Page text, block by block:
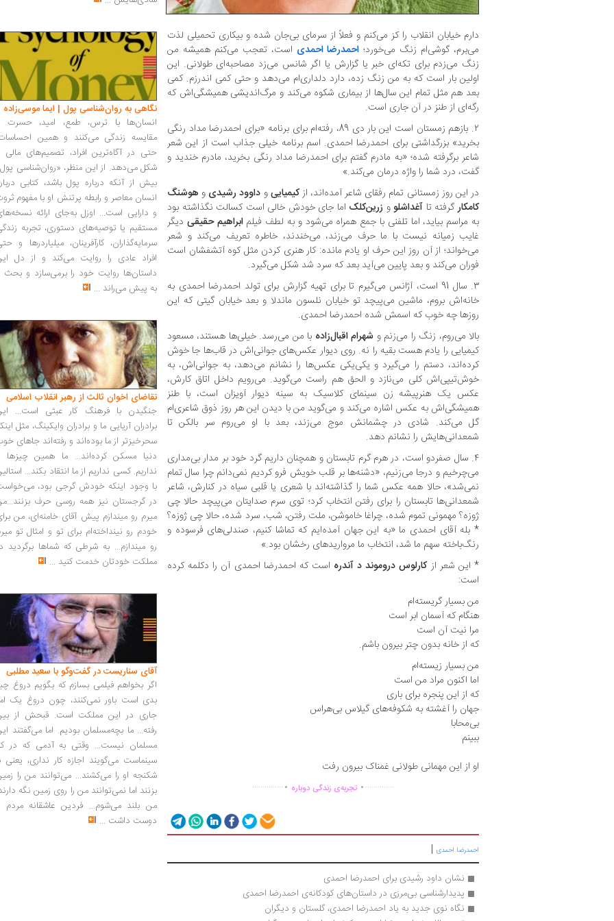
دارم خیابان انقلاب را کز می‌کنم و فعلاً از سرمای بی‌جان شده و بیکاری تحمیلی لذت
می‌برم، گوشی‌ام زنگ می‌خورد؛ احمدرضا احمدی است، تعجب می‌کنم همیشه من
زنگ می‌زدم برای تکه‌ای خبر یا گزارش یا اگر شانس می‌زد مصاحبه‌ای طولانی. این
اولین بار است که به من زنگ زده، دارد دلداری‌ام می‌دهد و حتی کمی اندرزم. کمی
بعد هم مثل تمام این سال‌ها از بیماری شکوه می‌کند و مرگ‌اندیشی همیشگی‌اش که
رگه‌ای از طنز در آن جاری است.
۲. بازهم زمستان است این بار دی 89، رفته‌ام برای برنامه «برای احمدرضا مداد رنگی
بخرید» بزرگداشتی برای احمدرضا احمدی. اسم برنامه خیلی جذاب است از این شعر
شاعر برگرفته شده؛ «به مادرم گفتم برای احمدرضا مداد رنگی بخرید، مادرم خندید و
گفت، درد شما را واژه درمان می‌کند.»
در این روز زمستانی تمام رفقای شاعر آمده‌اند، ازکیمیاییو داوود رشیدی و هوشنگ
کامکارگرفته تا آغداشلوو زرین‌کلک اما جای خودش خالی است کسالت نگذاشته بود
به مراسم بیاید، اما تلفنی با جمع همراه می‌شود و به لطف فیلمابراهیم حقیقی دیگر
غایب زمیانه نیست با ما حرف می‌زند، می‌خندند، خاطره تعریف می‌کند و شعر
می‌خواند؛ از آن روز این حرف او یادم مانده: کار هنری کردن مثل کوه آتشفشان است
فوران می‌کند و بعد پایین می‌آید بعد که سرد شد شکل می‌گیرد.
۳. سال 91 است، آژانس می‌گیرم تا برای تهیه گزارش برای تولد احمدرضا احمدی به
خانه‌اش بروم، ماشین می‌پیچد تو خیابان نلسون ماندلا و بعد خیابان گیتی که این
روزها چه خوب که اسمش شده احمدرضا احمدی.
بالا می‌روم، زنگ را می‌زنم و شهرام اقبال‌زاده با من می‌رسد. خیلی‌ها هستند، مسعود
کیمیایی را یادم هست بقیه را نه. روی دیوار عکس‌های جوانی‌اش در قاب‌ها جا خوش
کرده‌اند، دستم را می‌گیرد و یکی‌یکی عکس‌ها را نشانم می‌دهد، به جوانی‌اش، به
خوش‌تیپی‌اش کلی می‌نازد و الحق هم راست می‌گوید. می‌رویم داخل اتاق کارش،
عکس یک هنرپیشه زن سینمای کلاسیک به سینه دیوار آویزان است، با طنز
همیشگی‌اش به عکس اشاره می‌کند و می‌گوید من با دیدن این هر روز ذوق شاعری‌ام
گل می‌کند. شادی در چشمانش موج می‌زند، بعد با او می‌روم سر بالکن تا
شمعدانی‌هایش را نشانم دهد.
۴. سال صفردو است، در هرم گرم تابستان و همچنان داریم گرد خود بر مدار بی‌مداری
می‌چرخیم و درجا می‌زنیم، «دشنه‌ها بر قلب خویش فرو کردیم نمی‌دانم چرا سال تمام
نمی‌شد»، حالا همه عکس شما را گذاشته‌اند با شعری یا قلبی سیاه در کنارش، شاعر
شمعدانی‌ها تابستان را برای رفتن انتخاب کرد؛ توی سرم صدایتان می‌پیچد حالا چی
ژوزه؟ مهمونی تموم شده، چراغا خاموشن، ملت رفتن، شب، سرد شده، حالا چی ژوزه؟
* بله آقای احمدی ما «به این جهان آمده‌ایم که تماشا کنیم، صندلی‌های فرسوده و
رنگ‌باخته سهم ما شد، انتخاب ما مرواریدهای رخشان بود.»
* این شعر از کارلوس دروموند د آندره است که احمدرضا احمدی آن را دکلمه کرده
است:
من بسیار گریسته‌ام
هنگام که آسمان ابر است
مرا نیت آن است
که از خانه بدون چتر بیرون باشم.
من بسیار زیسته‌ام
اما اکنون مراد من است
که از این پنجره برای باری
جهان را آغشته به شکوفه‌های گیلاس بی‌هراس
بی‌محابا
ببینم
او از این مهمانی طولانی غمناک بیرون رفت
............... . تجربه‌ی زندگی دوباره. ..............
احمدرضا احمدی |
نشان داود رشیدی برای احمدرضا احمدی
پدیدارشناسی بی‌‏مرزی در داستان‏‌های کودکانه‌ی احمدرضا احمدی
نگاه نوی جدید به یاد احمدرضا احمدی، گلستان و دیگران
نگاهی به روان‌شناسی پول | ایما موسی‌زاده
انسان‌ها با ترس، طمع، امید، حسرت
مقایسه زندگی می‌کنند و همین
حتی در آگاه‌ترین افراد، تصمیم‌های مالی
شکل می‌دهد. از این منظر، «روان‌شناسی
بیش از آنکه درباره پول باشد، کتابی
انسان معاصر و رابطه پرتنش او با مفهوم
و دارایی است... اوزل به‌جای ارائه
مستقیم یا توصیه‌های دستوری، تجربه
سرمایه‌گذاران، کارآفرینان، میلیاردرها و
افراد عادی را روایت می‌کند و از دل
داستان‌ها روایت خود را برمی‌سازد و بحث
به پیش می‌راند ...
تقاضای اخوان ثالث از رهبر انقلاب اسلامی
جنگیدن با فرهنگ کار عبثی است...
برادران آریایی ما و برادران وایکینگ، مثل
سحرخیزتر از ما بوده‌اند و رفته‌اند جاهای
دنیا مسکن کرده‌اند... ما همین چیزها
نداریم. کسی نداریم از ما انتقاد بکند...
با وجود اینکه خودش گرجی بود،
در گرجستان نیز همه روسی حرف
میرم رو میندازم پیش آقای خامنه‌ای، من
خودم رو نینداخته‌ام برای تو و امثال تو
رو میندازم... به شرطی که شماها برگردید
مملکت خودتان خدمت کنید ...
آقای سناریست در گفت‌وگو با سعید مطلبی
اگر بخواهم فیلمی بسازم که بگویم دروغ
بدی است باور نمی‌کنند، چون دروغ یک
جاری در این مملکت است. قبحش از
رفته... ما بچه‌مسلمان بودیم. اما می‌گفتند
مسلمان نیست... وقتی به آدمی که در
سینماست می‌گویند اجازه کار نداری، یعنی
شکنجه او را می‌کشند... می‌توانند من را
بزنند اما نمی‌توانند من را روی زمین نگه
من بلند می‌شوم... فردین عاشقانه مردم
دوست داشت ...